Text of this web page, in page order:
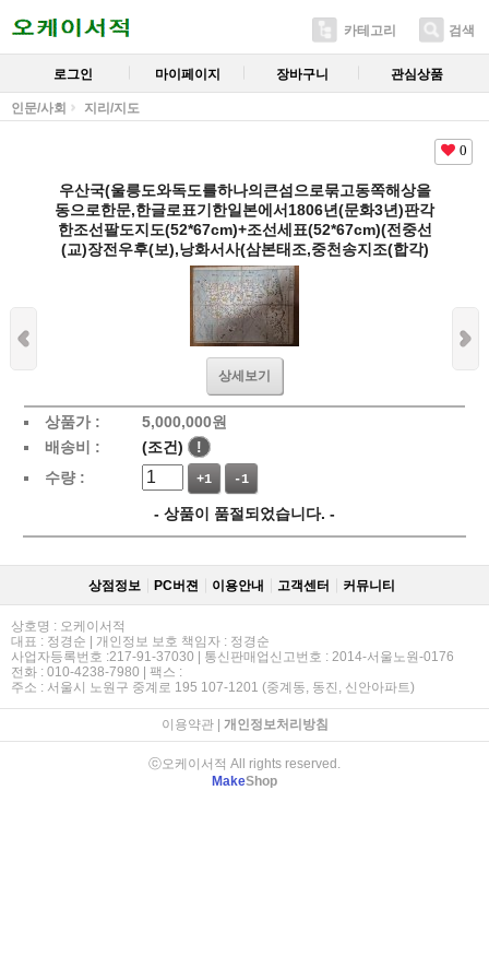
카테고리 검색
로그인 마이페이지 장바구니 관심상품
인문/사회 지리/지도
0
우산국(울릉도와독도를하나의큰섬으로묶고동쪽해상을
동으로한문,한글로표기한일본에서1806년(문화3년)판각
한조선팔도지도(52*67cm)+조선세표(52*67cm)(전중선
(교)장전우후(보),낭화서사(삼본태조,중천송지조(합각)
상세보기
상품가 : 5,000,000원
배송비 :
(조건)
!
수량 :
+1 -1
- 상품이 품절되었습니다. -
상점정보 PC버젼 이용안내 고객센터 커뮤니티
상호명 : 오케이서적
대표 : 정경순 | 개인정보 보호 책임자 : 정경순
사업자등록번호 :217-91-37030 | 통신판매업신고번호 : 2014-서울노원-0176
전화 : 010-4238-7980 | 팩스 :
주소 : 서울시 노원구 중계로 195 107-1201 (중계동, 동진, 신안아파트)
이용약관| 개인정보처리방침
ⓒ오케이서적 All rights reserved.
MakeShop